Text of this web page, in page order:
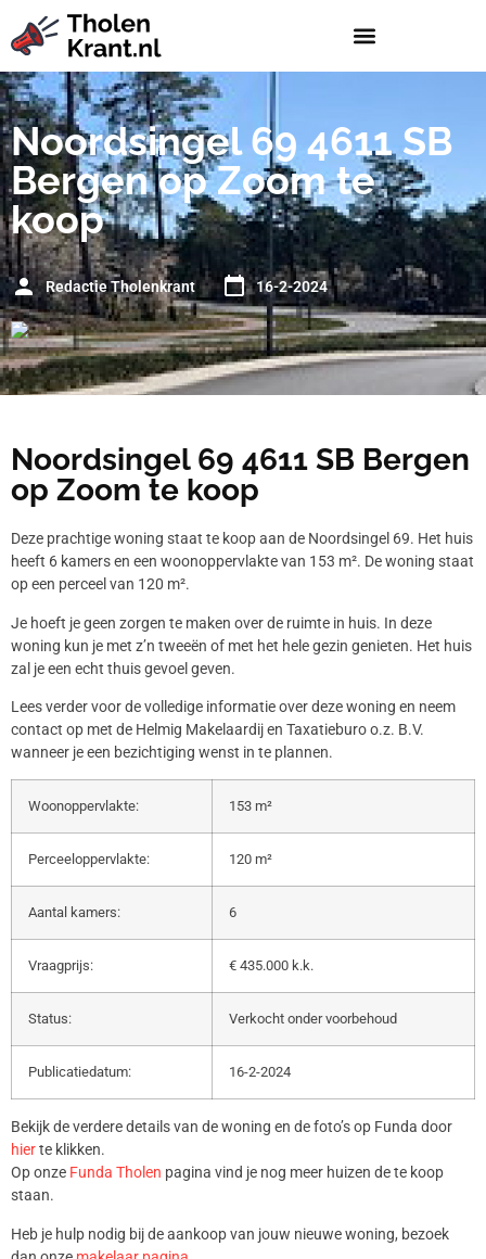
Noordsingel 69 4611 SB
Bergen op Zoom te
koop
Redactie Tholenkrant 16-2-2024
Noordsingel 69 4611 SB Bergen
op Zoom te koop
Deze prachtige woning staat te koop aan de Noordsingel 69. Het huis
heeft 6 kamers en een woonoppervlakte van 153 m². De woning staat
op een perceel van 120 m².
Je hoeft je geen zorgen te maken over de ruimte in huis. In deze
woning kun je met z’n tweeën of met het hele gezin genieten. Het huis
zal je een echt thuis gevoel geven.
Lees verder voor de volledige informatie over deze woning en neem
contact op met de Helmig Makelaardij en Taxatieburo o.z. B.V.
wanneer je een bezichtiging wenst in te plannen.
Woonoppervlakte: 153 m²
Perceeloppervlakte: 120 m²
Aantal kamers: 6
Vraagprijs: € 435.000 k.k.
Status: Verkocht onder voorbehoud
Publicatiedatum: 16-2-2024
Bekijk de verdere details van de woning en de foto’s op Funda door
hierte klikken.
Op onze Funda Tholen pagina vind je nog meer huizen de te koop
staan.
Heb je hulp nodig bij de aankoop van jouw nieuwe woning, bezoek